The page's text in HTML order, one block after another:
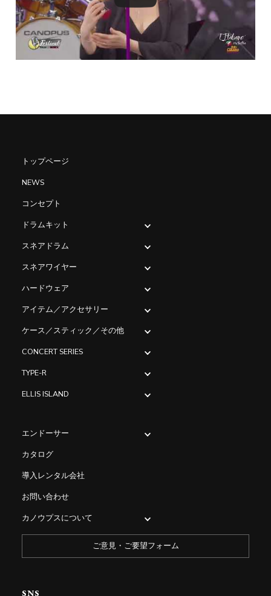
トップページ
NEWS
コンセプト
ドラムキット
スネアドラム
スネアワイヤー
ハードウェア
アイテム／アクセサリー
ケース／スティック／その他
CONCERT SERIES
TYPE-R
ELLIS ISLAND
エンドーサー
カタログ
導入レンタル会社
お問い合わせ
カノウプスについて
ご意見・ご要望フォーム
SNS